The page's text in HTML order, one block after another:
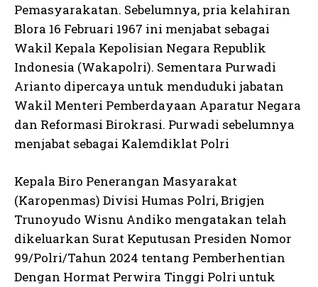
Pemasyarakatan. Sebelumnya, pria kelahiran
Blora 16 Februari 1967 ini menjabat sebagai
Wakil Kepala Kepolisian Negara Republik
Indonesia (Wakapolri). Sementara Purwadi
Arianto dipercaya untuk menduduki jabatan
Wakil Menteri Pemberdayaan Aparatur Negara
dan Reformasi Birokrasi. Purwadi sebelumnya
menjabat sebagai Kalemdiklat Polri
Kepala Biro Penerangan Masyarakat
(Karopenmas) Divisi Humas Polri, Brigjen
Trunoyudo Wisnu Andiko mengatakan telah
dikeluarkan Surat Keputusan Presiden Nomor
99/Polri/Tahun 2024 tentang Pemberhentian
Dengan Hormat Perwira Tinggi Polri untuk